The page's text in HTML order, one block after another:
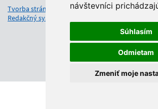
návštevníci
Súhlasím
Odmietam
Zmeniť moje
Tvorba stránok
: Aglo Solutions
Redakčný systém